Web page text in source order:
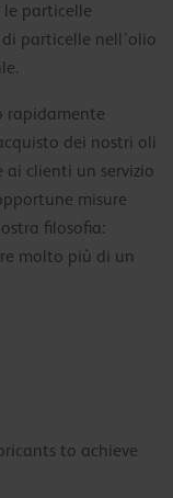
particelle
particelle nell’olio
rapidamente
dei nostri oli
ai clienti un servizio
misure
filosofia:
molto più di un
to achieve